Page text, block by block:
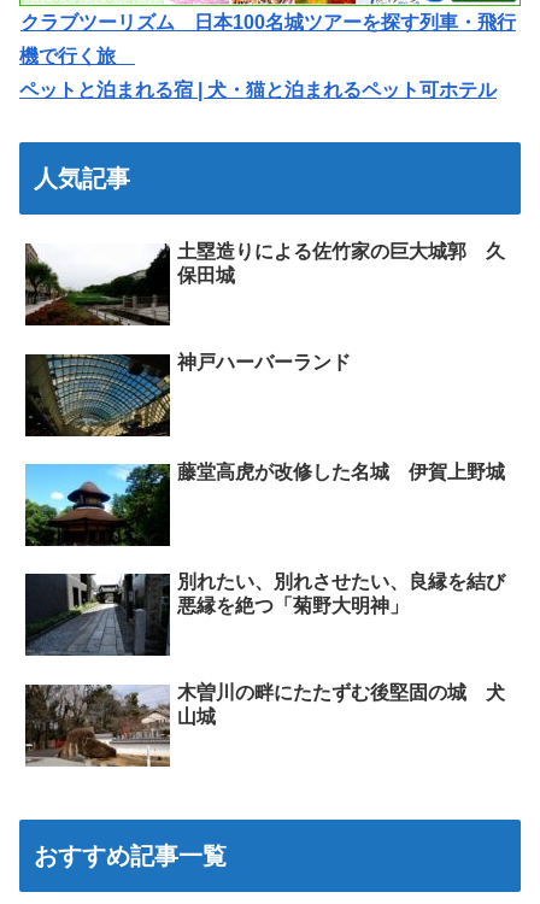
クラブツーリズム 日本100名城ツアーを探す列車・飛行
機で行く旅
ペットと泊まれる宿 | 犬・猫と泊まれるペット可ホテル
人気記事
土塁造りによる佐竹家の巨大城郭 久
保田城
神戸ハーバーランド
藤堂高虎が改修した名城 伊賀上野城
別れたい、別れさせたい、良縁を結び
悪縁を絶つ「菊野大明神」
木曽川の畔にたたずむ後堅固の城 犬
山城
おすすめ記事一覧